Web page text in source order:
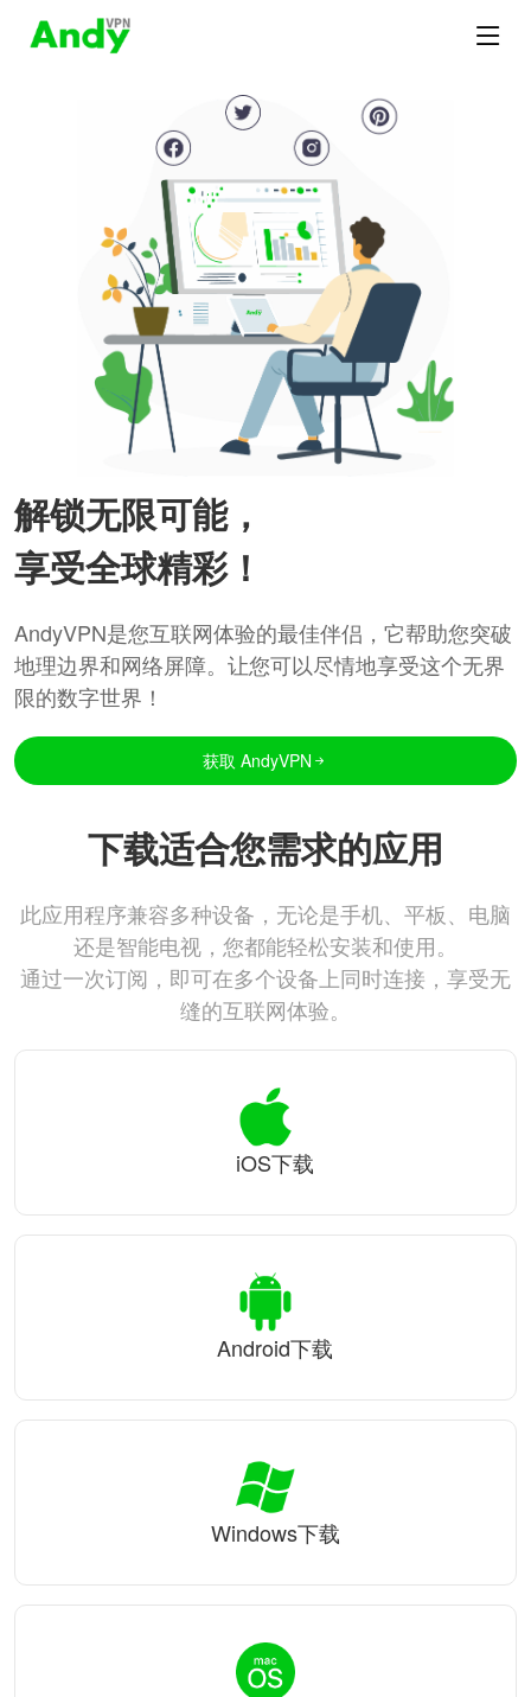
解锁无限可能，
享受全球精彩！
AndyVPN是您互联网体验的最佳伴侣，它帮助您突破
地理边界和网络屏障。让您可以尽情地享受这个无界
限的数字世界！
获取 AndyVPN
下载适合您需求的应用
此应用程序兼容多种设备，无论是手机、平板、电脑
还是智能电视，您都能轻松安装和使用。
通过一次订阅，即可在多个设备上同时连接，享受无
缝的互联网体验。
iOS下载
Android下载
Windows下载